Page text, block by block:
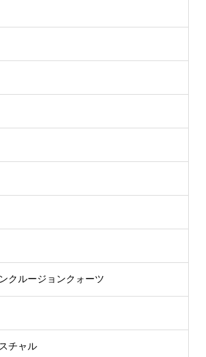
クルージョンクォーツ
チャル